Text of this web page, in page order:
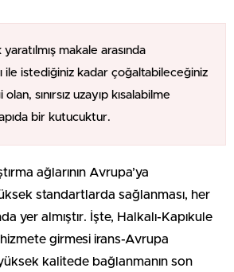
makale arasında
ile istediğiniz kadar çoğaltabileceğiniz
sınırsız uzayıp kısalabilme
bir kutucuktur.
ağlarının Avrupa’ya
standartlarda sağlanması, her
yer almıştır. İşte, Halkalı-Kapıkule
hizmete girmesi irans-Avrupa
kalitede bağlanmanın son